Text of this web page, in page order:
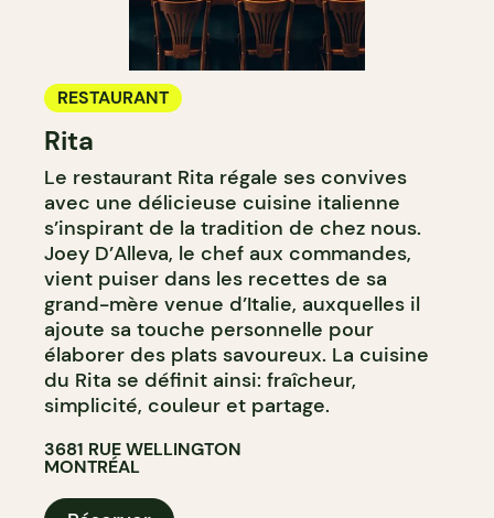
RESTAURANT
Rita
Le restaurant Rita régale ses convives
avec une délicieuse cuisine italienne
s’inspirant de la tradition de chez nous.
Joey D’Alleva, le chef aux commandes,
vient puiser dans les recettes de sa
grand-mère venue d’Italie, auxquelles il
ajoute sa touche personnelle pour
élaborer des plats savoureux. La cuisine
du Rita se définit ainsi: fraîcheur,
simplicité, couleur et partage.
3681 RUE WELLINGTON
MONTRÉAL